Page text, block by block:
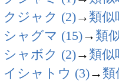
クジャク (2)→ 類似
シャグマ (15)→ 類
シャボク (2)→ 類似
イシャトウ (3)→ 類